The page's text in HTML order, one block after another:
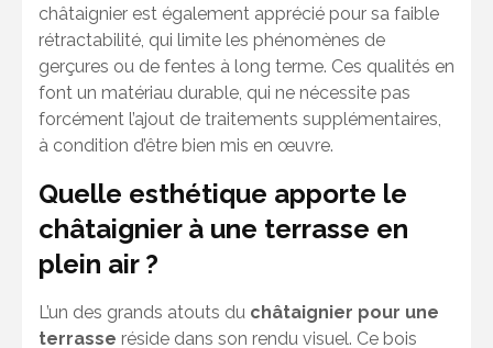
châtaignier est également apprécié pour sa faible
rétractabilité, qui limite les phénomènes de
gerçures ou de fentes à long terme. Ces qualités en
font un matériau durable, qui ne nécessite pas
forcément l’ajout de traitements supplémentaires,
à condition d’être bien mis en œuvre.
Quelle esthétique apporte le
châtaignier à une terrasse en
plein air ?
L’un des grands atouts du châtaignier pour une
terrasse réside dans son rendu visuel. Ce bois